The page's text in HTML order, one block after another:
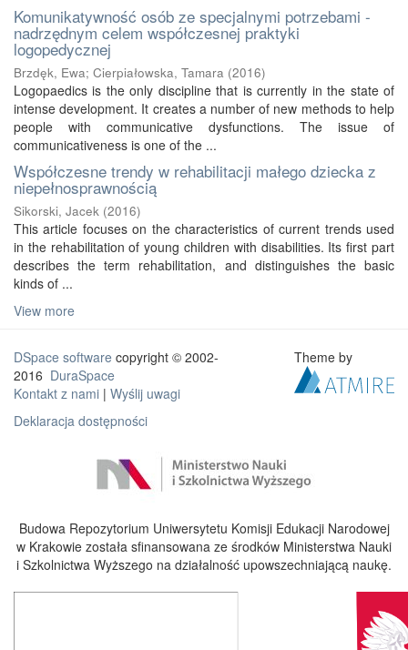
Komunikatywność osób ze specjalnymi potrzebami -
nadrzędnym celem współczesnej praktyki
logopedycznej
Brzdęk, Ewa; Cierpiałowska, Tamara (2016)
Logopaedics is the only discipline that is currently in the state of
intense development. It creates a number of new methods to help
people with communicative dysfunctions. The issue of
communicativeness is one of the ...
Współczesne trendy w rehabilitacji małego dziecka z
niepełnosprawnością
Sikorski, Jacek (2016)
This article focuses on the characteristics of current trends used
in the rehabilitation of young children with disabilities. Its first part
describes the term rehabilitation, and distinguishes the basic
kinds of ...
View more
DSpace software copyright © 2002-
2016 DuraSpace
Kontakt z nami | Wyślij uwagi
Deklaracja dostępności
Theme by
Budowa Repozytorium Uniwersytetu Komisji Edukacji Narodowej
w Krakowie została sfinansowana ze środków Ministerstwa Nauki
i Szkolnictwa Wyższego na działalność upowszechniającą naukę.